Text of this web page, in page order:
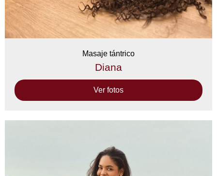
Masaje tántrico
Diana
Ver fotos